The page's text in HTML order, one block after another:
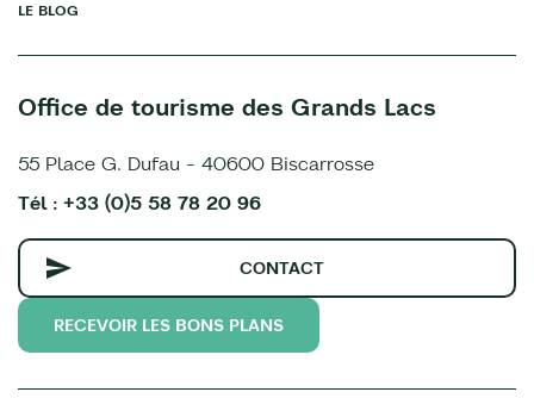
LE BLOG
Office de tourisme des Grands Lacs
55 Place G. Dufau - 40600 Biscarrosse
Tél : +33 (0)5 58 78 20 96
CONTACT
RECEVOIR LES BONS PLANS